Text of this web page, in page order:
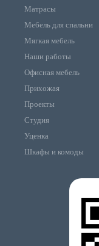
Матрасы
Мебель для спальни
Мягкая мебель
Наши работы
Офисная мебель
Прихожая
Проекты
Студия
Уценка
Шкафы и комоды